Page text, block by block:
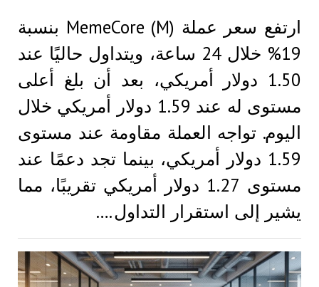
ارتفع سعر عملة MemeCore (M) بنسبة
19% خلال 24 ساعة، ويتداول حاليًا عند
1.50 دولار أمريكي، بعد أن بلغ أعلى
مستوى له عند 1.59 دولار أمريكي خلال
اليوم. تواجه العملة مقاومة عند مستوى
1.59 دولار أمريكي، بينما تجد دعمًا عند
مستوى 1.27 دولار أمريكي تقريبًا، مما
يشير إلى استقرار التداول.…